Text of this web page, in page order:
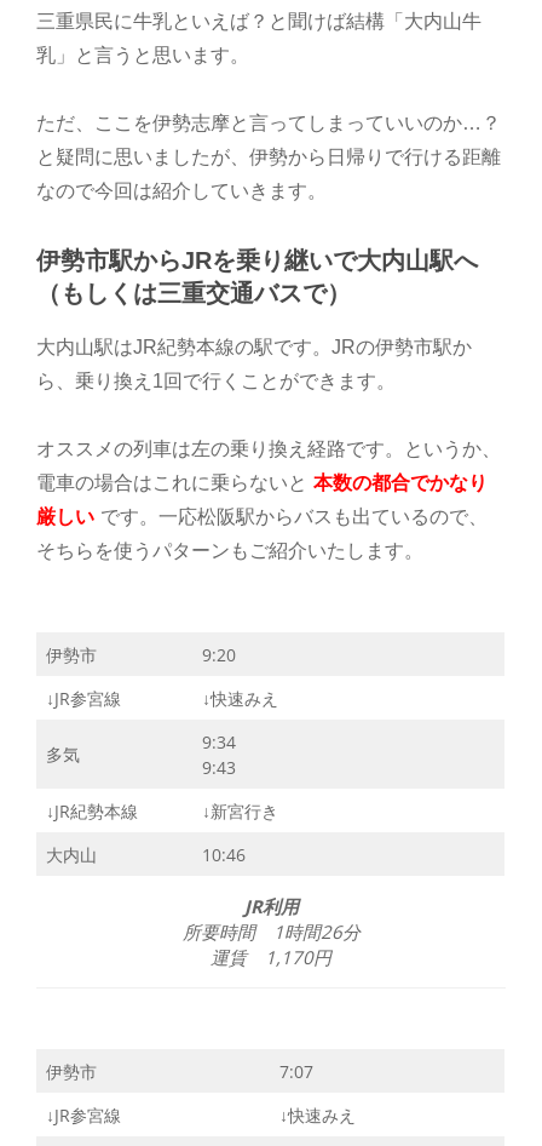
三重県民に牛乳といえば？と聞けば結構「大内山牛
乳」と言うと思います。
ただ、ここを伊勢志摩と言ってしまっていいのか…？
と疑問に思いましたが、伊勢から日帰りで行ける距離
なので今回は紹介していきます。
伊勢市駅からJRを乗り継いで大内山駅へ
（もしくは三重交通バスで）
大内山駅はJR紀勢本線の駅です。JRの伊勢市駅か
ら、乗り換え1回で行くことができます。
オススメの列車は左の乗り換え経路です。というか、
電車の場合はこれに乗らないと 本数の都合でかなり
厳しい です。一応松阪駅からバスも出ているので、
そちらを使うパターンもご紹介いたします。
伊勢市
9:20
↓JR参宮線
↓快速みえ
多気
9:34
9:43
↓JR紀勢本線
↓新宮行き
大内山
10:46
JR利用
所要時間 1時間26分
運賃 1,170円
伊勢市
7:07
↓JR参宮線
↓快速みえ